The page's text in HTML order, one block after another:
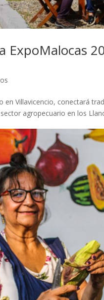
ExpoMalocas
en Villavicencio, conectará
agropecuario en los